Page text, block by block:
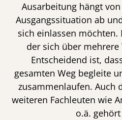
Ausarbeitung hängt
Ausgangssituation ab
sich einlassen möchten.
der sich über
Entscheidend ist,
gesamten Weg begleite
zusammenlaufen. Auch
weiteren Fachleuten wie
o.ä.